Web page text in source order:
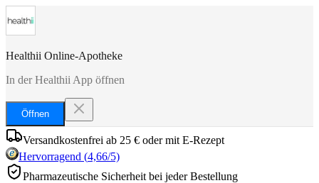
Healthii Online-Apotheke
In der Healthii App öffnen
Öffnen
Versandkostenfrei ab 25 € oder mit E-Rezept
Hervorragend (4,66/5)
Pharmazeutische Sicherheit bei jeder Bestellung